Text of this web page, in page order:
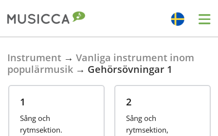
Instrument → Vanliga instrument inom
populärmusik → Gehörsövningar 1
1
Sång och
rytmsektion.
2
Sång och
rytmsektion,